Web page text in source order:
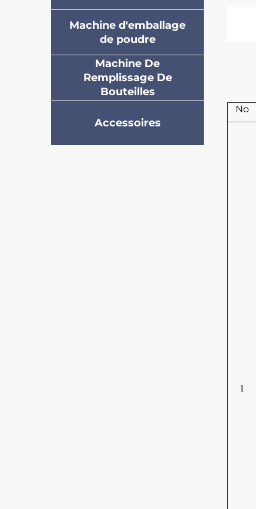
Machine d'emballage
de poudre
Machine De
Remplissage De
Bouteilles
Accessoires
No
1